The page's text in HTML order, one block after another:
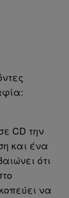
CD την
και ένα
ότι
να